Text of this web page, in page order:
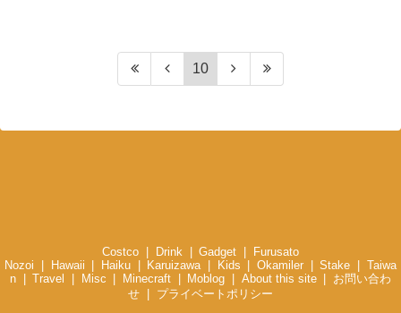
10
Costco Drink Gadget
Furusato
Nozoi
Hawaii Haiku Karuizawa Kids Okamiler Stake
Taiwa
n
Travel Misc Minecraft Moblog About this site
お問い合わ
せ
プライベートポリシー